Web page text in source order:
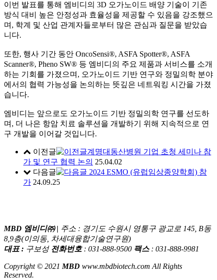
이번 발표를 통해 엠비디의 3D 오가노이드 배양 기술이 기존
방식 대비 높은 안정성과 효율성을 제공할 수 있음을 강조했으
며, 학계 및 산업 관계자들로부터 많은 관심과 질문을 받았습
니다.
또한, 행사 기간 동안 OncoSensi®, ASFA Spotter®, ASFA
Scanner®, Pheno SW® 등 엠비디의 주요 제품과 서비스를 소개
하는 기회를 가졌으며, 오가노이드 기반 연구와 정밀의학 분야
에서의 협력 가능성을 논의하는 뜻깊은 네트워킹 시간을 가졌
습니다.
엠비디는 앞으로도 오가노이드 기반 정밀의학 연구를 선도하
며, 더 나은 항암 치료 솔루션을 개발하기 위해 지속적으로 연
구 개발을 이어갈 것입니다.
이전글
계명대동산병원 기업 초청 세미나 참
가 및 연구 협력 논의 25.04.02
다음글
2024 ESMO (유럽임상종양학회) 참
가 24.09.25
MBD 엠비디㈜ | 주소 : 경기도 수원시 영통구 광교로 145, B동
8,9층(이의동, 차세대융합기술연구원)
대표 : 구보성 전화번호: 031-888-9500 팩스: 031-888-9981
Copyright © 2021 MBD www.mbdbiotech.com All Rights
Reserved.